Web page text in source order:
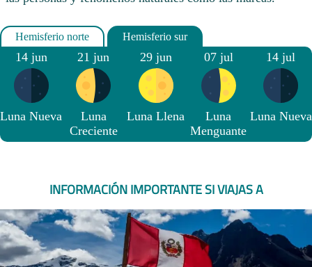
14 jun
Luna Nueva
21 jun
Luna
Creciente
29 jun
Luna Llena
07 jul
Luna
Menguante
14 jul
Luna Nueva
INFORMACIÓN IMPORTANTE SI VIAJAS A